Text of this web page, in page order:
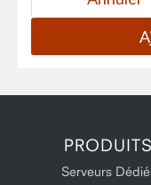
PRODUITS
Serveurs